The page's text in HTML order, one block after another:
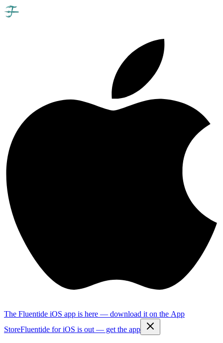
The Fluentide iOS app is here — download it on the App
StoreFluentide for iOS is out — get the app